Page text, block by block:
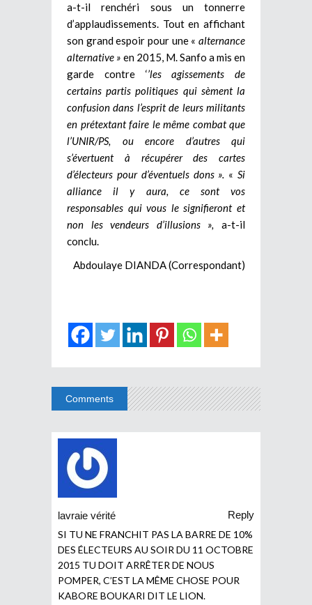
a-t-il renchéri sous un tonnerre
d’applaudissements. Tout en affichant
son grand espoir pour une « alternance
alternative » en 2015, M. Sanfo a mis en
garde contre ‘’les agissements de
certains partis politiques qui sèment la
confusion dans l’esprit de leurs militants
en prétextant faire le même combat que
l’UNIR/PS, ou encore d’autres qui
s’évertuent à récupérer des cartes
d’électeurs pour d’éventuels dons ». « Si
alliance il y aura, ce sont vos
responsables qui vous le signifieront et
non les vendeurs d’illusions »,
a-t-il
conclu.
Abdoulaye DIANDA (Correspondant)
Comments
lavraie vérité
Reply
SI TU NE FRANCHIT PAS LA BARRE DE 10%
DES ÉLECTEURS AU SOIR DU 11 OCTOBRE
2015 TU DOIT ARRÊTER DE NOUS
POMPER, C’EST LA MÊME CHOSE POUR
KABORE BOUKARI DIT LE LION.